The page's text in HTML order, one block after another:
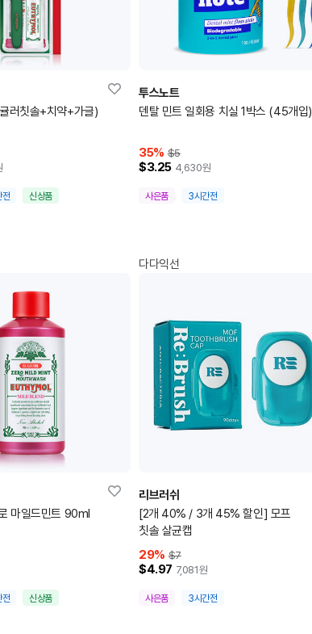
러칫솔+치약+가글)
전 신상품
투스노트
덴탈 민트 일회용 치실 1박스 (45개입)
35% $5
$3.25 4,630원
사은품 3시간전
마일드민트 90ml
전 신상품
다다익선
리브러쉬
[2개 40% / 3개 45% 할인] 모프
칫솔 살균캡
29% $7
$4.97 7,081원
사은품 3시간전